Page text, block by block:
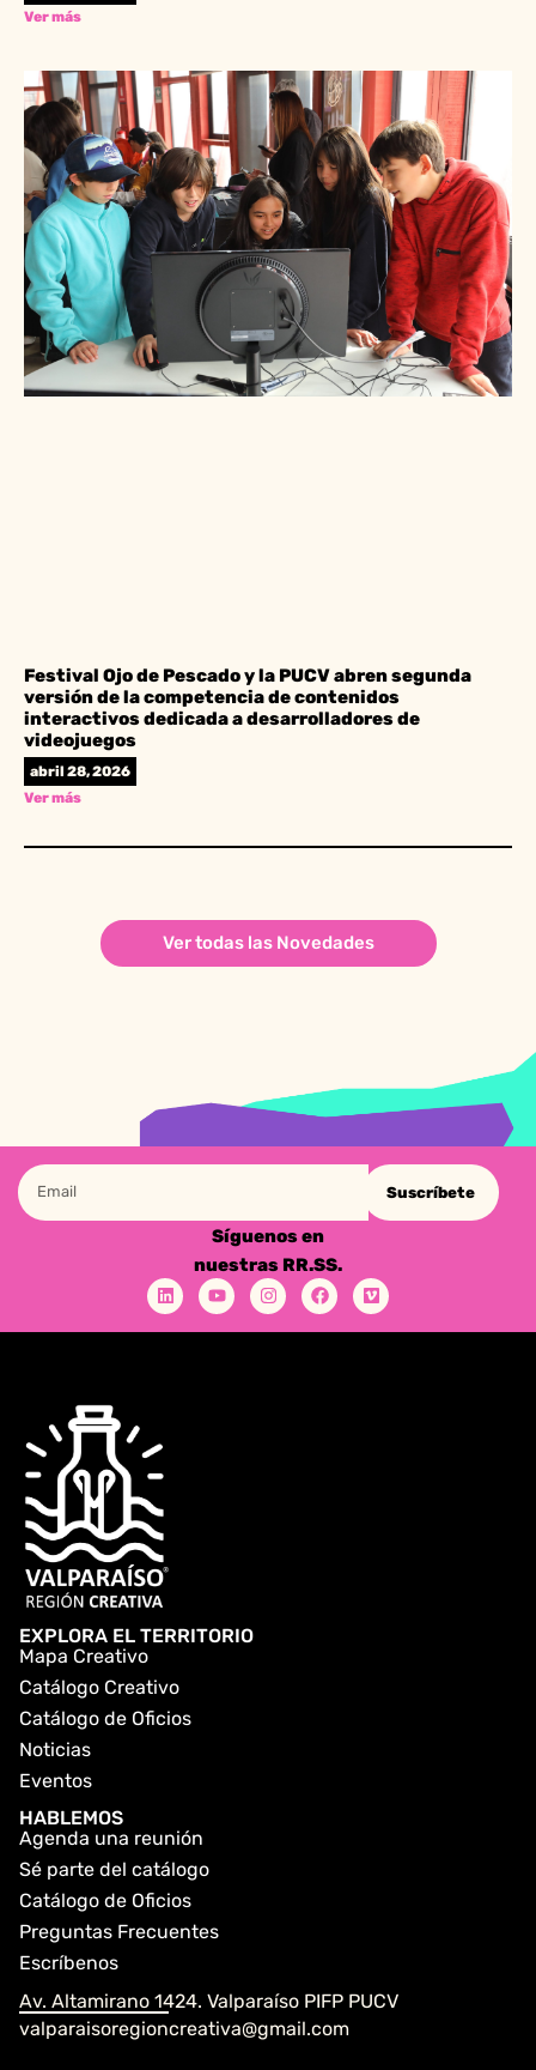
Ver más
Festival Ojo de Pescado y la PUCV abren segunda
versión de la competencia de contenidos
interactivos dedicada a desarrolladores de
videojuegos
abril 28, 2026
Ver más
Ver todas las Novedades
Suscríbete
Síguenos en
nuestras RR.SS.
EXPLORA EL TERRITORIO
Mapa Creativo
Catálogo Creativo
Catálogo de Oficios
Noticias
Eventos
HABLEMOS
Agenda una reunión
Sé parte del catálogo
Catálogo de Oficios
Preguntas Frecuentes
Escríbenos
Av. Altamirano 1424. Valparaíso PIFP PUCV
valparaisoregioncreativa@gmail.com